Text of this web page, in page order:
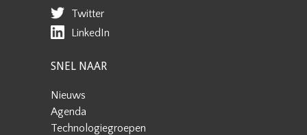
Twitter
LinkedIn
SNEL NAAR
Nieuws
Agenda
Technologiegroepen